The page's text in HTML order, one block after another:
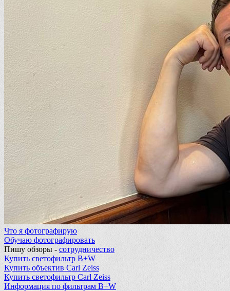
Что я фотографирую
Обучаю фотографировать
Пишу обзоры - сотрудничество
Купить светофильтр B+W
Купить объектив Carl Zeiss
Купить светофильтр Carl Zeiss
Информация по фильтрам B+W